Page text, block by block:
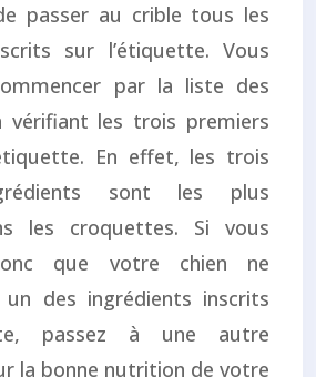
passer au crible tous les
sur l’étiquette. Vous
par la liste des
vérifiant les trois premiers
En effet, les trois
sont les plus
les croquettes. Si vous
que votre chien ne
des ingrédients inscrits
passez à une autre
la bonne nutrition de votre